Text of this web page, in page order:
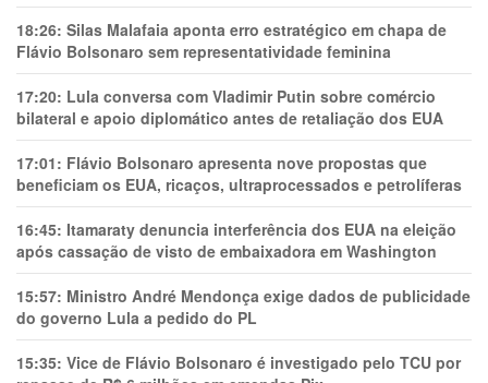
18:26: Silas Malafaia aponta erro estratégico em chapa de
Flávio Bolsonaro sem representatividade feminina
17:20: Lula conversa com Vladimir Putin sobre comércio
bilateral e apoio diplomático antes de retaliação dos EUA
17:01: Flávio Bolsonaro apresenta nove propostas que
beneficiam os EUA, ricaços, ultraprocessados e petrolíferas
16:45: Itamaraty denuncia interferência dos EUA na eleição
após cassação de visto de embaixadora em Washington
15:57: Ministro André Mendonça exige dados de publicidade
do governo Lula a pedido do PL
15:35: Vice de Flávio Bolsonaro é investigado pelo TCU por